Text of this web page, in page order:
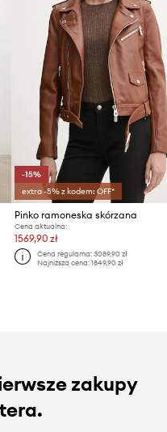
-15%
extra -5% z kodem: OFF*
Pinko ramoneska skórzana
Cena aktualna:
1569,90 zł
Cena regularna: 3089,90 zł
Najniższa cena: 1849,90 zł
zakupy